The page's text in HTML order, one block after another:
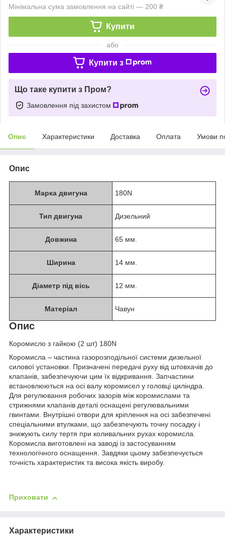
Мінімальна сума замовлення на сайті — 200 ₴
Купити
або
Купити з
Що таке купити з Пром?
Замовлення під захистом
Опис Характеристики Доставка Оплата Умови
Опис
Марка двигуна 180N
Тип двигуна Дизельний
Довжина 65 мм.
Ширина 14 мм.
Діаметр під вісь 12 мм.
Матеріал Чавун
Опис
Коромисло з гайкою (2 шт) 180N
Коромисла – частина газорозподільної системи дизельної
силової установки. Призначені передачі руху від штовхачів до
клапанів, забезпечуючи цим їх відкривання. Запчастини
встановлюються на осі валу коромисел у головці циліндра.
Для регулювання робочих зазорів між коромислами та
стрижнями клапанів деталі оснащені регулювальними
гвинтами. Внутрішні отвори для кріплення на осі забезпечені
спеціальними втулками, що забезпечують точну посадку і
знижують силу тертя при коливальних рухах коромисла.
Коромисла виготовлені на заводі із застосуванням
технологічного оснащення. Завдяки цьому забезпечується
точність характеристик та висока якість виробу.
Приховати
Характеристики